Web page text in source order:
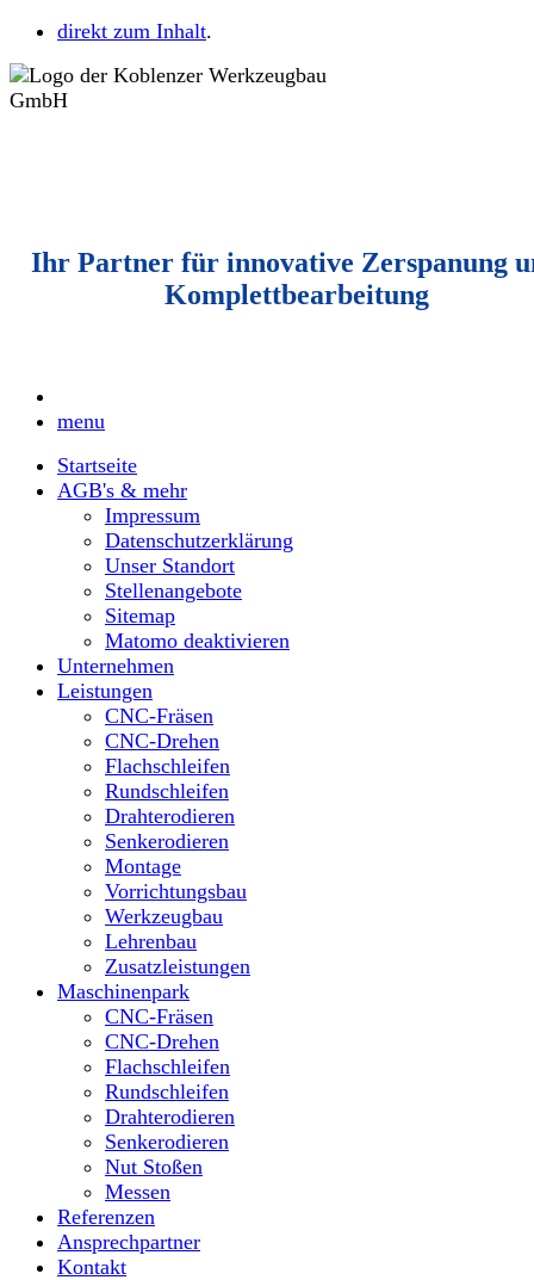
direkt zum Inhalt.
Ihr Partner für innovative Zerspanung
Komplettbearbeitung
menu
Startseite
AGB's & mehr
Impressum
Datenschutzerklärung
Unser Standort
Stellenangebote
Sitemap
Matomo deaktivieren
Unternehmen
Leistungen
CNC-Fräsen
CNC-Drehen
Flachschleifen
Rundschleifen
Drahterodieren
Senkerodieren
Montage
Vorrichtungsbau
Werkzeugbau
Lehrenbau
Zusatzleistungen
Maschinenpark
CNC-Fräsen
CNC-Drehen
Flachschleifen
Rundschleifen
Drahterodieren
Senkerodieren
Nut Stoßen
Messen
Referenzen
Ansprechpartner
Kontakt